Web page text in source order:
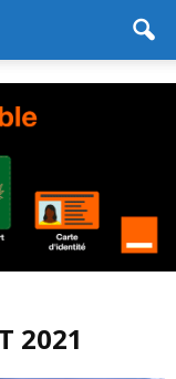
2021